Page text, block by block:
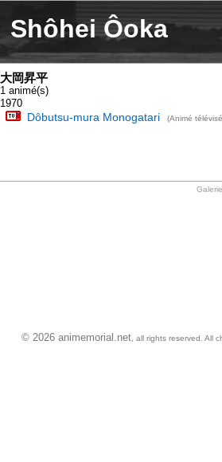
Shôhei Ôoka
大岡昇平
1 animé(s)
1970
Dôbutsu-mura Monogatari (Animé
Galerie
© 2026 animemorial.net , all rights reserved. All